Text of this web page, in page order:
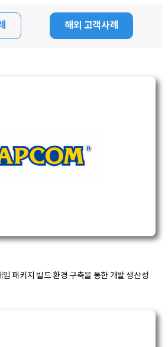
해외 고객사례
임 패키지 빌드 환경 구축을 통한 개발 생산성